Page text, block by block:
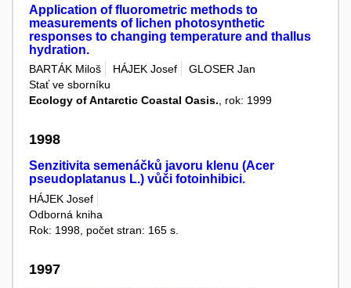
Application of fluorometric methods to
measurements of lichen photosynthetic
responses to changing temperature and thallus
hydration.
BARTÁK Miloš HÁJEK Josef
GLOSER Jan
Stať ve sborníku
Ecology of Antarctic Coastal Oasis. , rok: 1999
1998
Senzitivita semenáčků javoru klenu (Acer
pseudoplatanus L.) vůči fotoinhibici.
HÁJEK Josef
Odborná kniha
Rok: 1998, počet stran: 165 s.
1997